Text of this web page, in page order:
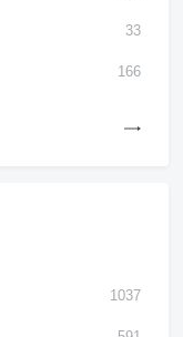
33
166
1037